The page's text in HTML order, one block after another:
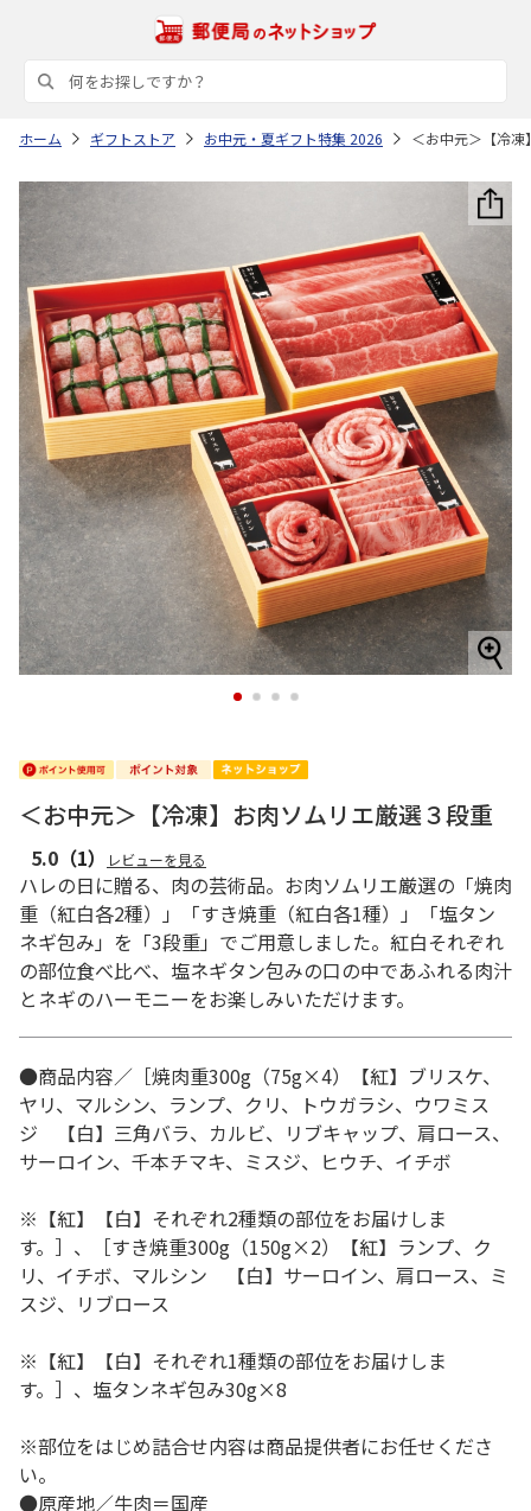
ホーム ギフトストア お中元・夏ギフト特集 2026 ＜お中元＞【冷
1 2 3 4
＜お中元＞【冷凍】お肉ソムリエ厳選３段重
5.0 （1） レビューを見る
ハレの日に贈る、肉の芸術品。お肉ソムリエ厳選の「焼肉
重（紅白各2種）」「すき焼重（紅白各1種）」「塩タン
ネギ包み」を「3段重」でご用意しました。紅白それぞれ
の部位食べ比べ、塩ネギタン包みの口の中であふれる肉汁
とネギのハーモニーをお楽しみいただけます。
●商品内容／［焼肉重300g（75g×4）【紅】ブリスケ、
ヤリ、マルシン、ランプ、クリ、トウガラシ、ウワミス
ジ 【白】三角バラ、カルビ、リブキャップ、肩ロース、
サーロイン、千本チマキ、ミスジ、ヒウチ、イチボ
※【紅】【白】それぞれ2種類の部位をお届けしま
す。］、［すき焼重300g（150g×2）【紅】ランプ、ク
リ、イチボ、マルシン 【白】サーロイン、肩ロース、ミ
スジ、リブロース
※【紅】【白】それぞれ1種類の部位をお届けしま
す。］、塩タンネギ包み30g×8
※部位をはじめ詰合せ内容は商品提供者にお任せくださ
い。
●原産地／牛肉＝国産